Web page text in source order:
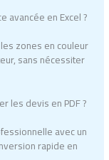
avancée en Excel ?
zones en couleur
sans nécessiter
les devis en PDF ?
avec un
rapide en